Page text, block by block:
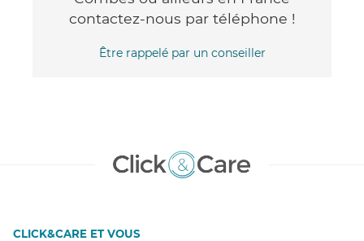
contactez-nous par téléphone !
Être rappelé par un conseiller
CLICK&CARE ET VOUS